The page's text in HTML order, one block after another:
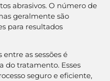
abrasivos. O número de
geralmente são
para resultados
as sessões é
do tratamento. Esses
seguro e eficiente,